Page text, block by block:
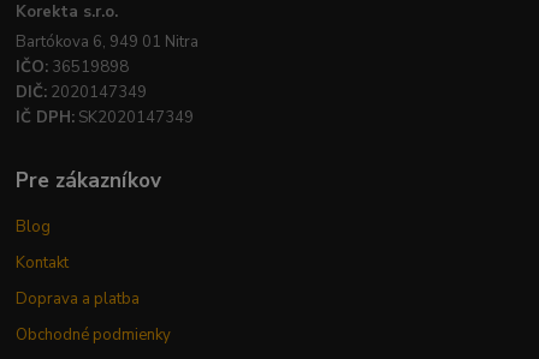
Korekta s.r.o.
Bartókova 6, 949 01 Nitra
IČO: 36519898
DIČ: 2020147349
IČ DPH: SK2020147349
Pre zákazníkov
Blog
Kontakt
Doprava a platba
Obchodné podmienky